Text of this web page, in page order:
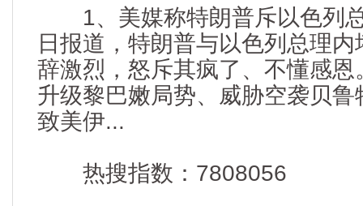
1、美媒称特朗普斥以色列
日报道，特朗普与以色列总理
辞激烈，怒斥其疯了、不懂感
升级黎巴嫩局势、威胁空袭贝
致美伊...
热搜指数：7808056